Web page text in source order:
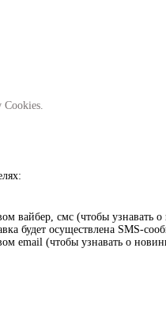
вайбер, смс (чтобы узнавать
будет осуществлена SMS-
email (чтобы узнавать о